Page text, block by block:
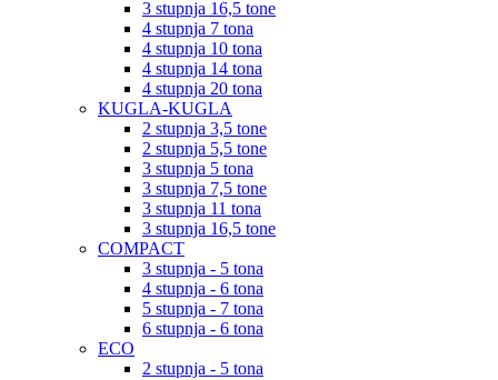
3 stupnja 16,5 tone
4 stupnja 7 tona
4 stupnja 10 tona
4 stupnja 14 tona
4 stupnja 20 tona
KUGLA-KUGLA
2 stupnja 3,5 tone
2 stupnja 5,5 tone
3 stupnja 5 tona
3 stupnja 7,5 tone
3 stupnja 11 tona
3 stupnja 16,5 tone
COMPACT
3 stupnja - 5 tona
4 stupnja - 6 tona
5 stupnja - 7 tona
6 stupnja - 6 tona
ECO
2 stupnja - 5 tona